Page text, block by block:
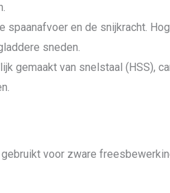
spaanafvoer en de snijkracht.
sneden.
gemaakt van snelstaal (HSS),
voor zware